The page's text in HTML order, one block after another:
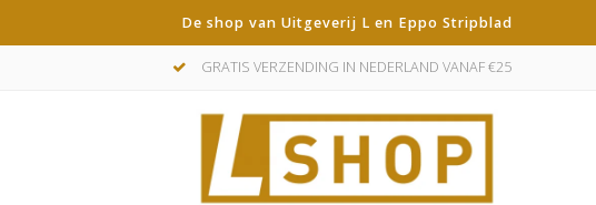
De shop van Uitgeverij L en Eppo Stripblad
GRATIS VERZENDING IN NEDERLAND VANAF €25